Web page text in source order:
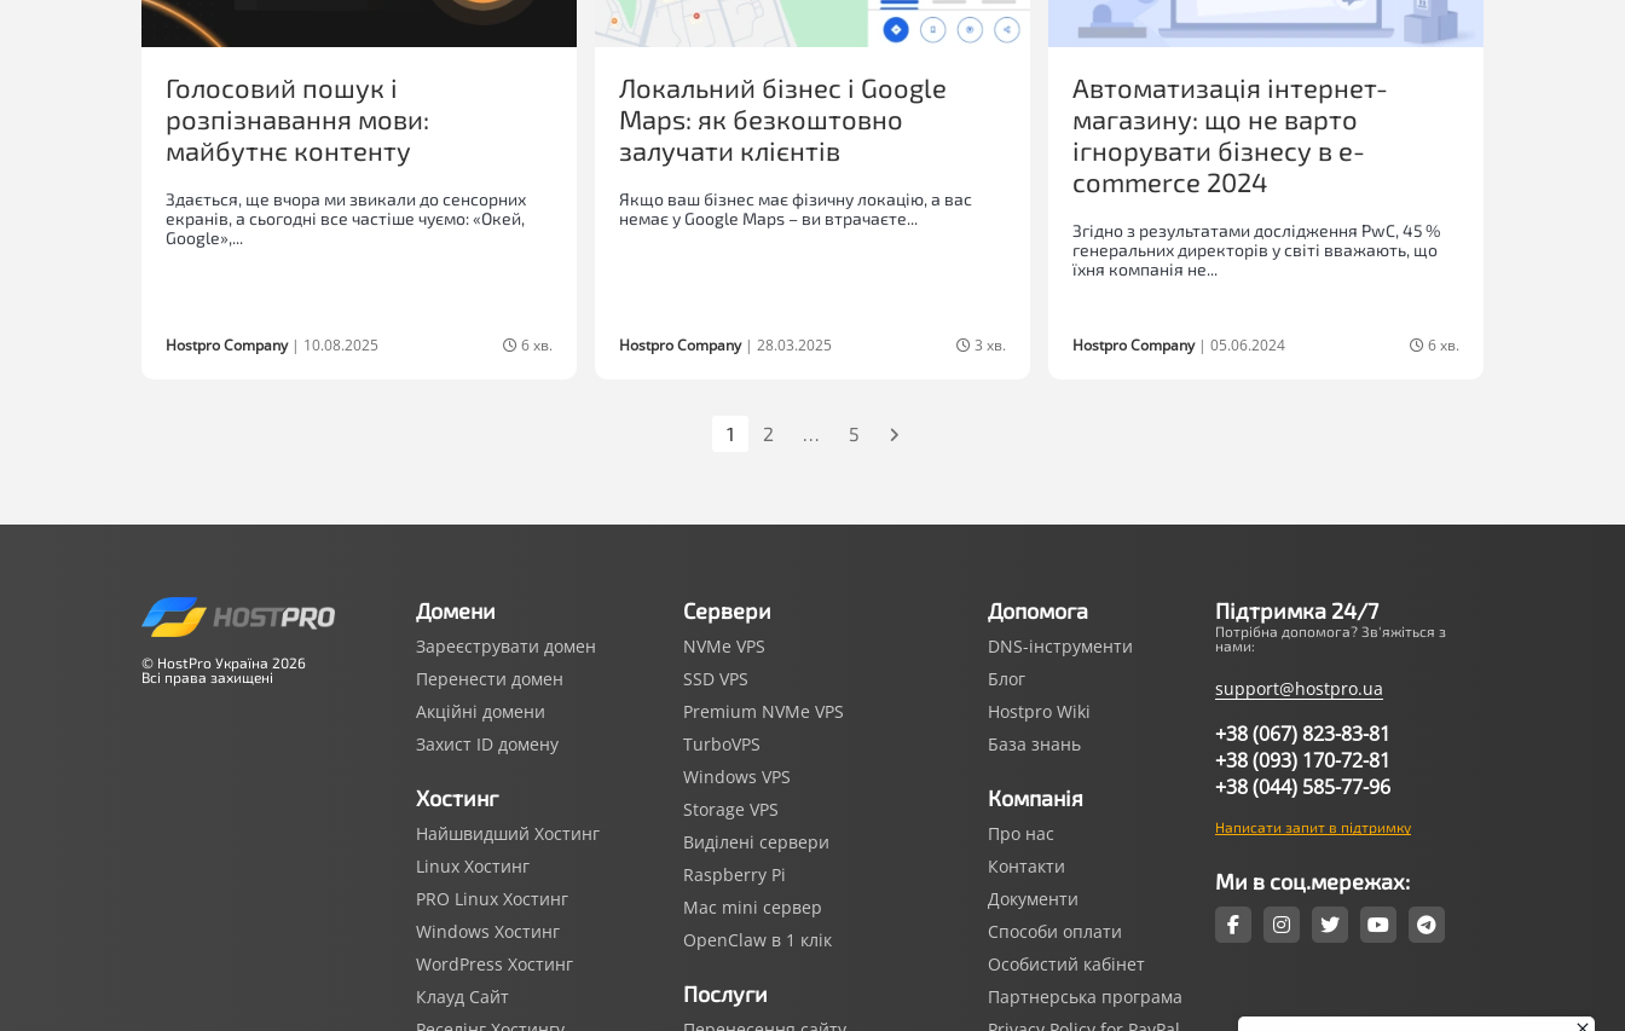
Голосовий пошук і
розпізнавання мови:
майбутнє контенту
Здається, ще вчора ми звикали до сенсорних
екранів, а сьогодні все частіше чуємо: «Окей,
Google»,...
Hostpro Company| 10.08.2025 6 хв.
Локальний бізнес і Google
Maps: як безкоштовно
залучати клієнтів
Якщо ваш бізнес має фізичну локацію, а вас
немає у Google Maps – ви втрачаєте...
Hostpro Company| 28.03.2025 3 хв.
Автоматизація інтернет-
магазину: що не варто
ігнорувати бізнесу в e-
commerce 2024
Згідно з результатами дослідження PwC, 45 %
генеральних директорів у світі вважають, що
їхня компанія не...
Hostpro Company| 05.06.2024 6 хв.
1 2 5
Наступна
© HostPro Україна 2026
Всі права захищені
Домени
Зареєструвати домен
Перенести домен
Акційні домени
Захист ID домену
Хостинг
Найшвидший Хостинг
Linux Хостинг
PRO Linux Хостинг
Windows Хостинг
WordPress Хостинг
Клауд Сайт
Сервери
NVMe VPS
SSD VPS
Premium NVMe VPS
TurboVPS
Windows VPS
Storage VPS
Виділені сервери
Raspberry Pi
Mac mini сервер
OpenClaw в 1 клік
Послуги
Допомога
DNS-інструменти
Блог
Hostpro Wiki
База знань
Компанія
Про нас
Контакти
Документи
Способи оплати
Особистий кабінет
Партнерська програма
Підтримка 24/7
Потрібна допомога? Зв'яжіться з
нами:
support@hostpro.ua
+38 (067) 823-83-81
+38 (093) 170-72-81
+38 (044) 585-77-96
Написати запит в підтримку
Ми в соц.мережах: